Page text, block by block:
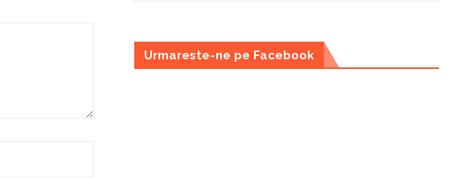
Urmareste-ne pe Facebook